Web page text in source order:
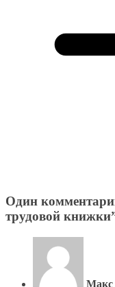
Один
трудовой книжки
Макс